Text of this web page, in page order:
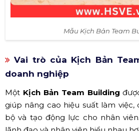
Mẫu Kịch Bản Team
Vai trò của Kịch Bản
doanh nghiệp
Một Kịch Bản Team Building
giúp nâng cao hiệu suất làm việc,
bộ và tạo động lực cho nhân